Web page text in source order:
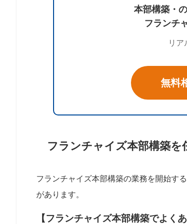
本部構築・
フランチ
リア
無料
フランチャイズ本部構築を
フランチャイズ本部構築の業務を開始す
があります。
【フランチャイズ本部構築でよくあ